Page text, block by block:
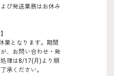
び発送業務はお休み
業となります。期間
、お問い合わせ・発
理は8/17(月)より順
承ください。